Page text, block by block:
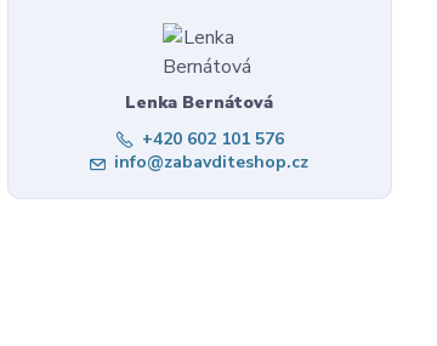
Lenka Bernátová
+420 602 101 576
info@zabavditeshop.cz